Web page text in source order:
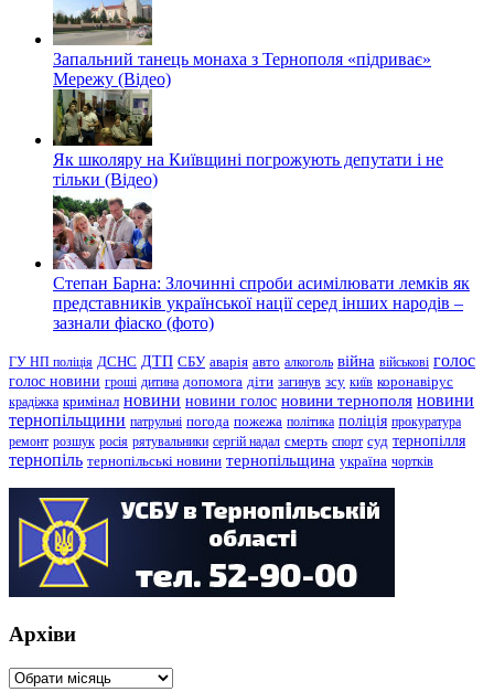
Запальний танець монаха з Тернополя «підриває»
Мережу (Відео)
Як школяру на Київщині погрожують депутати і не
тільки (Відео)
Степан Барна: Злочинні спроби асимілювати лемків як
представників української нації серед інших народів –
зазнали фіаско (фото)
ГУ НП поліція ДСНС ДТП СБУ аварія авто алкоголь війна військові голос
голос новини гроші дитина допомога діти загинув зсу київ коронавірус
крадіжка кримінал новини новини голос новини тернополя новини
тернопільщини патрульні погода пожежа політика поліція прокуратура
ремонт розшук росія рятувальники сергій надал смерть спорт суд тернопілля
тернопіль тернопільські новини тернопільщина україна чортків
Архіви
Архіви